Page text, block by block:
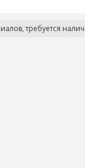
требуется